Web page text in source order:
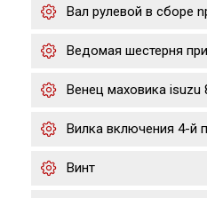
Вал рулевой в сборе
Ведомая шестерня
Венец маховика isuzu
Вилка включения 4-й
Винт